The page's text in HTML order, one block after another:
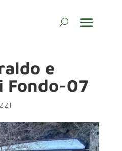
e
Fondo-07